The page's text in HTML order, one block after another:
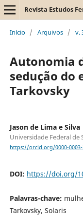
Revista Estudos
Início / Arquivos / v.
Autonomia
sedução do
Tarkovsky
Jason de Lima e Silva
Universidade Federal de
https://orcid.org/0000-0003-
DOI: https://doi.org/
Palavras-chave:
Tarkovsky, Solaris